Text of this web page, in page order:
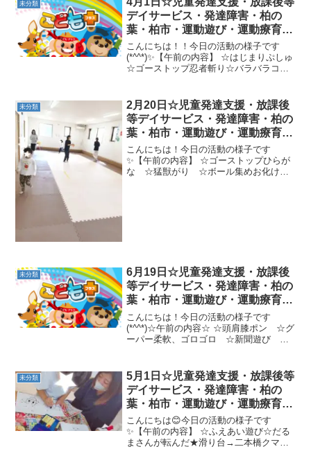
未分類
デイサービス・発達障害・柏の
葉・柏市・運動遊び・運動療育・
プログラム・楽しい療育
こんにちは！！今日の活動の様子です
(*^^*)✨【午前の内容】 ☆はじまりぷしゅ
☆ゴーストップ忍者斬り☆バラバラコー
フープかにあるき★一本橋クマ歩き→ラ
ンダムケンケ...
未分類
2月20日☆児童発達支援・放課後
等デイサービス・発達障害・柏の
葉・柏市・運動遊び・運動療育・
プログラム・楽しい療育
こんにちは！今日の活動の様子です
✨【午前の内容】 ☆ゴーストップひらが
な ☆猛獣がり ☆ボール集めお化けが
未分類
6月19日☆児童発達支援・放課後
等デイサービス・発達障害・柏の
葉・柏市・運動遊び・運動療育・
プログラム・楽しい療育
こんにちは！今日の活動の様子です
(*^^*)☆午前の内容☆ ☆頭肩膝ポン ☆グ
ーパー柔軟、ゴロゴロ ☆新聞遊び ☆
ーパーマン、くもの巣ワニ、坂道サツマ
イモ☆カメコースタ...
未分類
5月1日☆児童発達支援・放課後等
デイサービス・発達障害・柏の
葉・柏市・運動遊び・運動療育・
プログラム・楽しい療育
こんにちは😊今日の活動の様子です
✨【午前の内容】 ☆ふえあい遊び☆だる
まさんが転んだ★滑り台→二本橋クマ歩